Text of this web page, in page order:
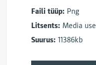
Faili tüüp: Png
Litsents: Media use
Suurus: 11386kb